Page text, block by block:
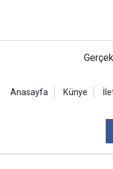
Anasayfa Künye